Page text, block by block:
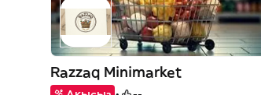
Razzaq Minimarket